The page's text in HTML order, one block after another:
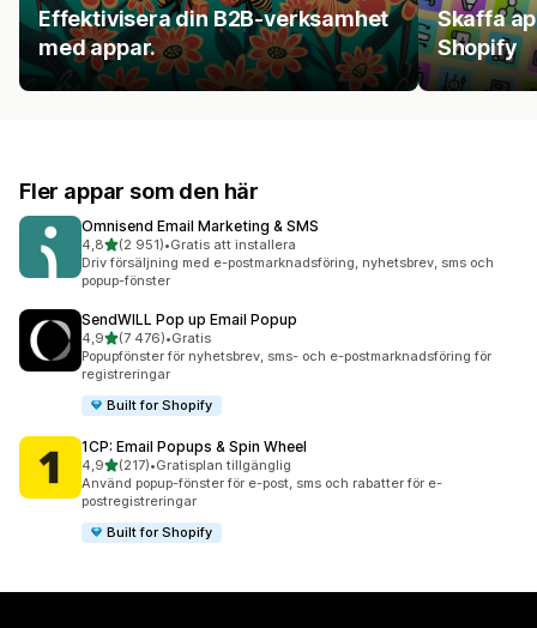
Effektivisera din B2B-verksamhet
med appar.
Skaffa
Shopify
Fler appar som den här
Omnisend Email Marketing & SMS
4,8av 5 stjärnor
(2 951)
2951 recensioner totalt
•Gratis att installera
Driv försäljning med e-postmarknadsföring, nyhetsbrev, sms och
popup-fönster
SendWILL Pop up Email Popup
4,9av 5 stjärnor
(7 476)
7476 recensioner totalt
•Gratis
Popupfönster för nyhetsbrev, sms- och e-postmarknadsföring för
registreringar
Built for Shopify
1CP: Email Popups & Spin Wheel
4,9av 5 stjärnor
(217)
217 recensioner totalt
•Gratisplan tillgänglig
Använd popup-fönster för e-post, sms och rabatter för e-
postregistreringar
Built for Shopify